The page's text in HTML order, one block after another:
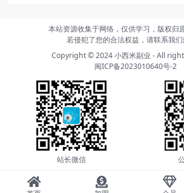
本站资源收集于网络，仅供学习，版权归
若侵犯了您的合法权益，请联系我们
Copyright © 2024小西米副业 - All
闽ICP备2023010640号-2
站长微信